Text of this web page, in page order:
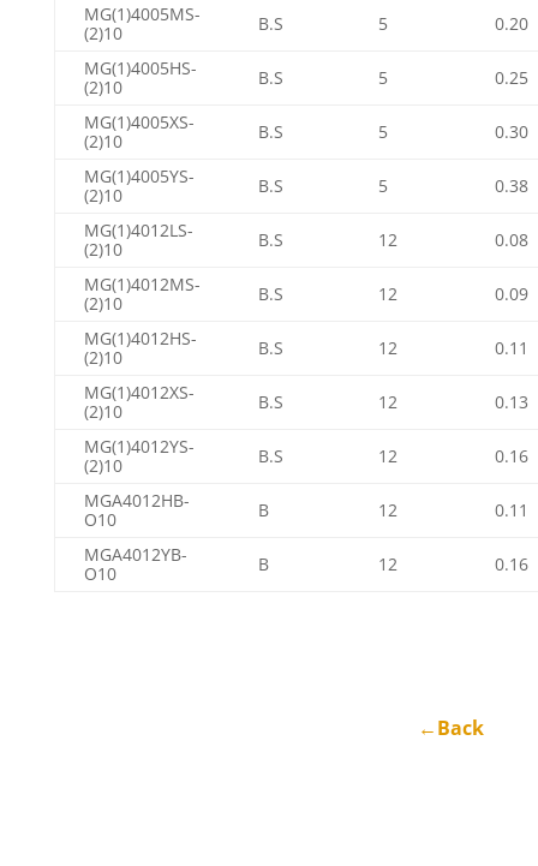
MG(1)4005MS-
(2)10
B.S 5
0.20
MG(1)4005HS-
(2)10
B.S 5
0.25
MG(1)4005XS-
(2)10
B.S 5
0.30
MG(1)4005YS-
(2)10
B.S 5
0.38
MG(1)4012LS-
(2)10
B.S 12
0.08
MG(1)4012MS-
(2)10
B.S 12
0.09
MG(1)4012HS-
(2)10
B.S 12
0.11
MG(1)4012XS-
(2)10
B.S 12
0.13
MG(1)4012YS-
(2)10
B.S 12
0.16
MGA4012HB-
O10
B 12
0.11
MGA4012YB-
O10
B 12 0.16
←Back